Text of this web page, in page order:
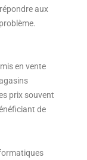
aux
en vente
prix souvent
de